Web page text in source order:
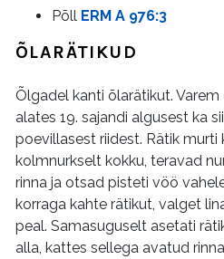
Põll ERM A 976:3
ÕLARÄTIKUD
Õlgadel kanti õlarätikut. Varem
alates 19. sajandi algusest ka
poevillasest riidest. Rätik murti
kolmnurkselt kokku, teravad
rinna ja otsad pisteti vöö
korraga kahte rätikut, valget
peal. Samasuguselt asetati
alla, kattes sellega avatud